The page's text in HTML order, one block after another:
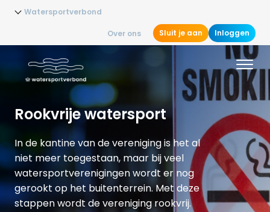
Watersportverbond
Over ons Sluit je aan Inloggen
Rookvrije watersport
In de kantine van de vereniging is het al
niet meer toegestaan, maar bij veel
watersportverenigingen wordt er nog
gerookt op het buitenterrein. Met deze
stappen wordt de vereniging rookvrij.